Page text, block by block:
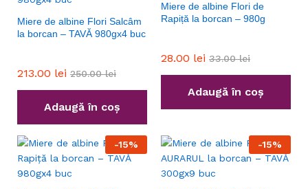
Miere de albine Flori Salcâm
la borcan – TAVĂ 980gx4 buc
213.00 lei 250.00lei
Adaugă în coș
Miere de albine Flori de
Rapiță la borcan – 980g
28.00 lei 33.00lei
Adaugă în coș
-15% -15%